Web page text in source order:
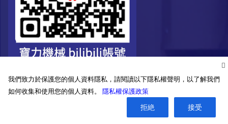
©2026. Pro-Technic Machinery Ltd. All right reserved.
我們致力於保護您的個人資料隱私，請閱讀以下隱私權聲明，以了解我們
如何收集和使用您的個人資料。 隱私權保護政策
拒絶 接受